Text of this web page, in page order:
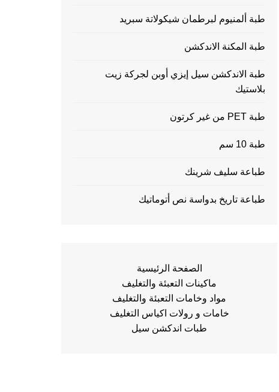
طبة ألمنيوم لبرطمان شيكولاتة سبريد
طبة المكنة الاندكشن
طبة الاندكشن سيل إيزي أوبن لجركة زيت
بلاستيك
طبة PET من غير كرتون
طبة 10 سم
طباعة سليف شرينك
طباعة تاريخ بدواسة نص أتوماتيك
الصفحة الرئيسية
ماكينات التعبئة والتغليف
مواد وخامات التعبئة والتغليف
خامات و رولات اكياس التغليف
طبات اندكشن سيل